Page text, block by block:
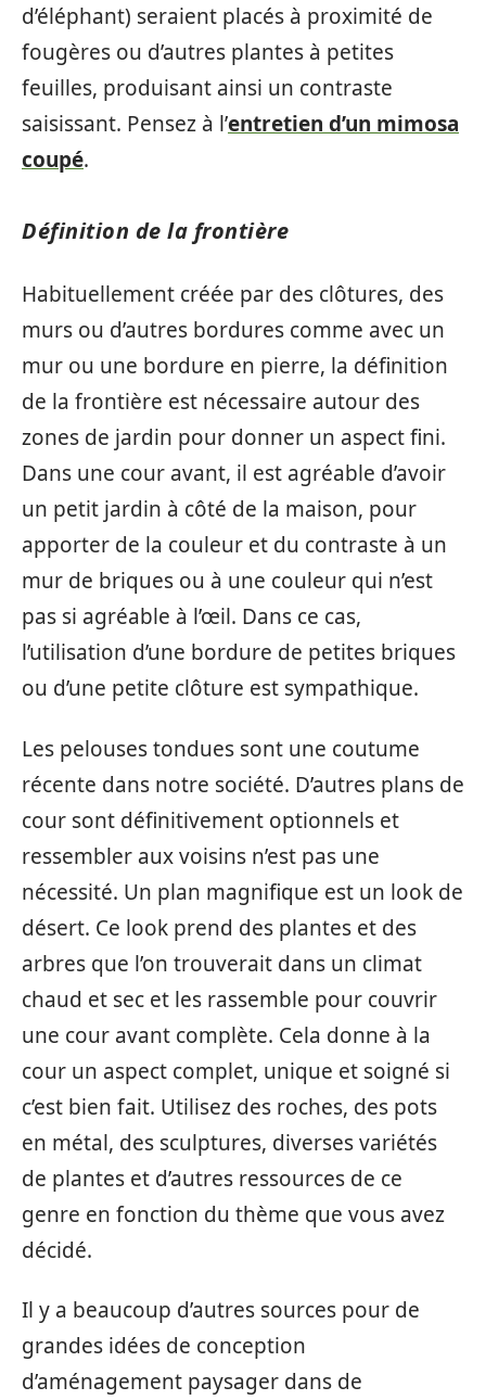
d’éléphant) seraient placés à proximité de
fougères ou d’autres plantes à petites
feuilles, produisant ainsi un contraste
saisissant. Pensez à l’entretien d’un mimosa
coupé.
Définition de la frontière
Habituellement créée par des clôtures, des
murs ou d’autres bordures comme avec un
mur ou une bordure en pierre, la définition
de la frontière est nécessaire autour des
zones de jardin pour donner un aspect fini.
Dans une cour avant, il est agréable d’avoir
un petit jardin à côté de la maison, pour
apporter de la couleur et du contraste à un
mur de briques ou à une couleur qui n’est
pas si agréable à l’œil. Dans ce cas,
l’utilisation d’une bordure de petites briques
ou d’une petite clôture est sympathique.
Les pelouses tondues sont une coutume
récente dans notre société. D’autres plans de
cour sont définitivement optionnels et
ressembler aux voisins n’est pas une
nécessité. Un plan magnifique est un look de
désert. Ce look prend des plantes et des
arbres que l’on trouverait dans un climat
chaud et sec et les rassemble pour couvrir
une cour avant complète. Cela donne à la
cour un aspect complet, unique et soigné si
c’est bien fait. Utilisez des roches, des pots
en métal, des sculptures, diverses variétés
de plantes et d’autres ressources de ce
genre en fonction du thème que vous avez
décidé.
Il y a beaucoup d’autres sources pour de
grandes idées de conception
d’aménagement paysager dans de